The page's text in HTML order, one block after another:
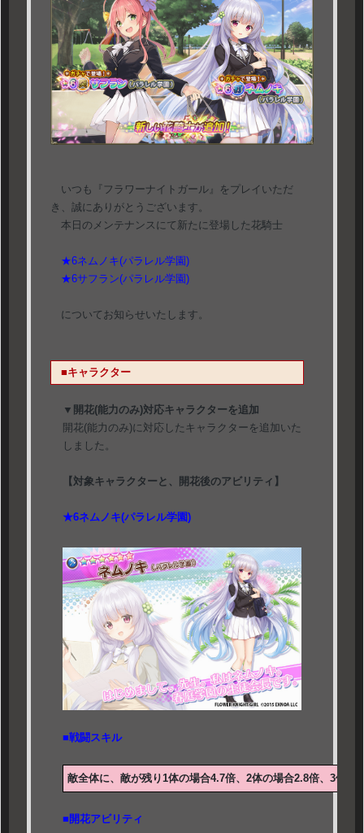
いつも『フラワーナイトガール』をプレイいただ
き、誠にありがとうございます。
本日のメンテナンスにて新たに登場した花騎士
★6ネムノキ(パラレル学園)
★6サフラン(パラレル学園)
についてお知らせいたします。
■キャラクター
▼開花(能力のみ)対応キャラクターを追加
開花(能力のみ)に対応したキャラクターを追加いた
しました。
【対象キャラクターと、開花後のアビリティ】
★6ネムノキ(パラレル学園)
■戦闘スキル
敵全体に、敵が残り1体の場合4.7倍、2体の場合2.8倍、3体の
■開花アビリティ